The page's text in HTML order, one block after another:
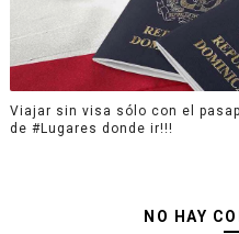
Viajar sin visa sólo con el
de #Lugares donde ir!!!
NO HAY